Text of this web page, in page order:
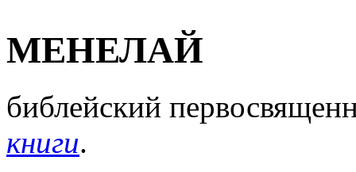
МЕНЕЛАЙ
библейский
книги.